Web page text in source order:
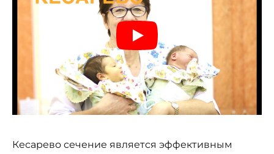
Кесарево сечение является эффективным